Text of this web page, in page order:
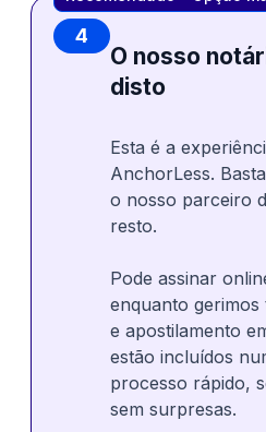
4
O nosso
disto
Esta é a
AnchorLess.
o nosso parceiro
resto.
Pode assinar
enquanto
e apostilamento
estão incluídos
processo rápido,
sem surpresas.